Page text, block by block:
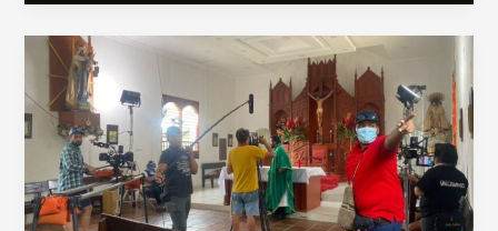
Inscripciones
para
el
taller
gratuito
para
ser
Asistente